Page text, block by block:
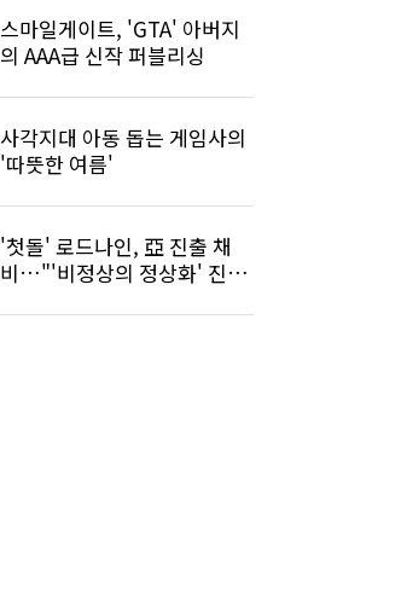
스마일게이트, 'GTA' 아버지
의 AAA급 신작 퍼블리싱
사각지대 아동 돕는 게임사의
'따뜻한 여름'
'첫돌' 로드나인, 亞 진출 채
비…"'비정상의 정상화' 진행